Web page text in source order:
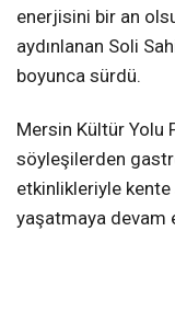
enerjisini bir an
aydınlanan Soli
boyunca sürdü.
Mersin Kültür Yolu
söyleşilerden
etkinlikleriyle
yaşatmaya devam